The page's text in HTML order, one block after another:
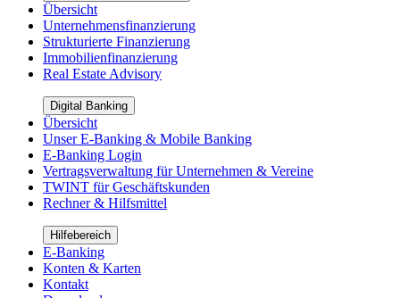
Übersicht
Unternehmensfinanzierung
Strukturierte Finanzierung
Immobilienfinanzierung
Real Estate Advisory
Digital Banking
Übersicht
Unser E-Banking & Mobile Banking
E-Banking Login
Vertragsverwaltung für Unternehmen & Vereine
TWINT für Geschäftskunden
Rechner & Hilfsmittel
Hilfebereich
E-Banking
Konten & Karten
Kontakt